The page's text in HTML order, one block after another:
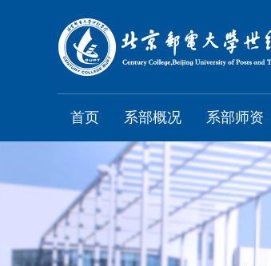
首页 系部概况 系部师资